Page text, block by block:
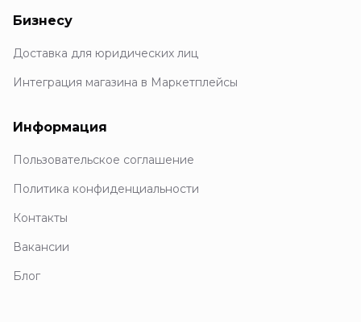
Бизнесу
Доставка для юридических лиц
Интеграция магазина в Маркетплейсы
Информация
Пользовательское соглашение
Политика конфиденциальности
Контакты
Вакансии
Блог